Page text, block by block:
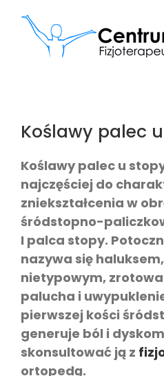
zawartości
Koślawy palec
Koślawy palec u
najczęściej do
zniekształcenia w
śródstopno-
I palca stopy.
nazywa się
nietypowym,
palucha i
pierwszej kości
generuje ból i
skonsultować ją z
ortopedą.